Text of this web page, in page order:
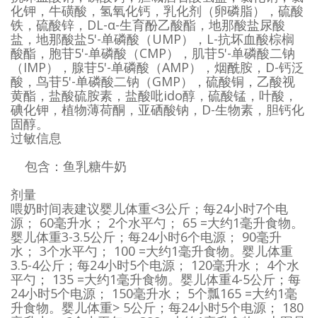
化钾，牛磺酸，氢氧化钙，乳化剂（卵磷脂），硫酸
铁，硫酸锌，DL-α-生育酚乙酸酯，地那酸盐尿酸
盐，地那酸盐5'-单磷酸（UMP），L-抗坏血酸棕榈
酸酯，胞苷5'-单磷酸（CMP），肌苷5'-单磷酸二钠
（IMP），腺苷5'-单磷酸（AMP），烟酰胺，D-钙泛
酸，鸟苷5'-单磷酸二钠（GMP），硫酸铜，乙酸视
黄酯，盐酸硫胺素，盐酸吡ido醇，硫酸锰，叶酸，
碘化钾，植物薄荷酮，亚硒酸钠，D-生物素，胆钙化
固醇。
过敏信息
包含：鱼乳糖牛奶
剂量
喂奶时间表建议婴儿体重<3公斤；每24小时7个电
源； 60毫升水； 2个水平勺； 65 =大约1毫升食物。
婴儿体重3-3.5公斤；每24小时6个电源； 90毫升
水； 3个水平勺； 100 =大约1毫升食物。婴儿体重
3.5-4公斤；每24小时5个电源； 120毫升水； 4个水
平勺； 135 =大约1毫升食物。婴儿体重4-5公斤；每
24小时5个电源； 150毫升水； 5个瓢165 =大约1毫
升食物。婴儿体重> 5公斤；每24小时5个电源； 180